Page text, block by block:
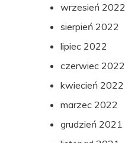
wrzesień 2022
sierpień 2022
lipiec 2022
czerwiec 2022
kwiecień 2022
marzec 2022
grudzień 2021